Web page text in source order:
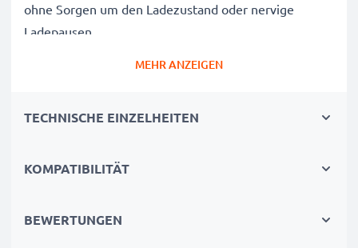
ohne Sorgen um den Ladezustand oder nervige
Ladepausen.
Marke: subtel Tablet Replacement Battery
Spannung: 3.8V
Farbe: schwarz
MEHR ANZEIGEN
TECHNISCHE EINZELHEITEN
KOMPATIBILITÄT
BEWERTUNGEN